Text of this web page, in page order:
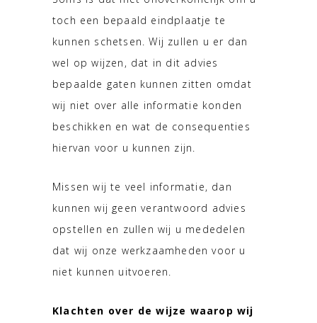
toch een bepaald eindplaatje te
kunnen schetsen. Wij zullen u er dan
wel op wijzen, dat in dit advies
bepaalde gaten kunnen zitten omdat
wij niet over alle informatie konden
beschikken en wat de consequenties
hiervan voor u kunnen zijn.
Missen wij te veel informatie, dan
kunnen wij geen verantwoord advies
opstellen en zullen wij u mededelen
dat wij onze werkzaamheden voor u
niet kunnen uitvoeren.
Klachten over de wijze waarop wij